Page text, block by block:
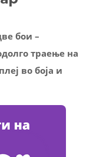
бои –
траење на
во боја и